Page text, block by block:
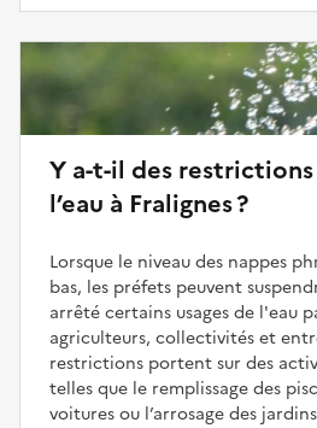
Y a-t-il des restrictions
l’eau à Fralignes ?
Lorsque le niveau des nappes
bas, les préfets peuvent
arrêté certains usages de l'eau
agriculteurs, collectivités et
restrictions portent sur des
telles que le remplissage des
voitures ou l’arrosage des